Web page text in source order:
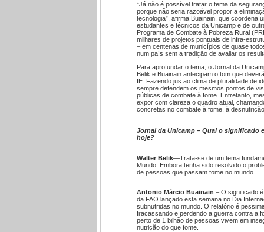
“Já não é possível tratar o tema da
porque não seria razoável propor a
tecnologia”, afirma Buainain, que coordena
estudantes e técnicos da Unicamp e de
Programa de Combate à Pobreza Rural
milhares de projetos pontuais de infra-
– em centenas de municípios de quase
num país sem a tradição de avaliar os
Para aprofundar o tema, o Jornal da
Belik e Buainain antecipam o tom que
IE. Fazendo jus ao clima de pluralidade de
sempre defendem os mesmos pontos de
públicas de combate à fome. Entretanto,
expor com clareza o quadro atual,
concretas no combate à fome, à
Jornal da Unicamp – Qual o significado
hoje?
Walter Belik—Trata-se de um tema
Mundo. Embora tenha sido resolvido o
de pessoas que passam fome no mundo.
Antonio Márcio Buainain – O significado
da FAO lançado esta semana no Dia
subnutridas no mundo. O relatório é
fracassando e perdendo a guerra contra a
perto de 1 bilhão de pessoas vivem em
nutrição do que fome.